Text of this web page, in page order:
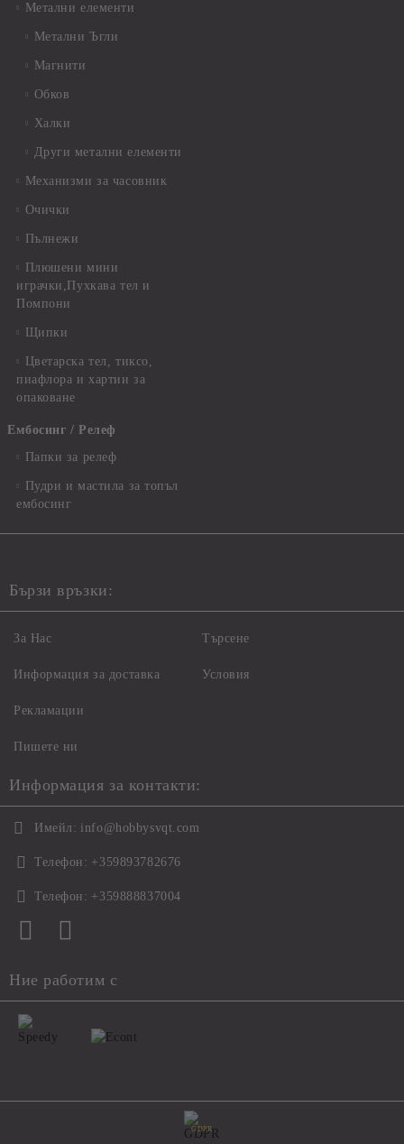
Метални елементи
Метални Ъгли
Магнити
Обков
Халки
Други метални елементи
Механизми за часовник
Очички
Пълнежи
Плюшени мини
играчки,Пухкава тел и
Помпони
Щипки
Цветарска тел, тиксо,
пиафлора и хартии за
опаковане
Ембосинг / Релеф
Папки за релеф
Пудри и мастила за топъл
ембосинг
Бързи връзки:
За Нас
Информация за доставка
Рекламации
Пишете ни
Търсене
Условия
Информация за контакти:
Имейл: info@hobbysvqt.com
Телефон: +359893782676
Телефон: +359888837004
Ние работим с
GDPR